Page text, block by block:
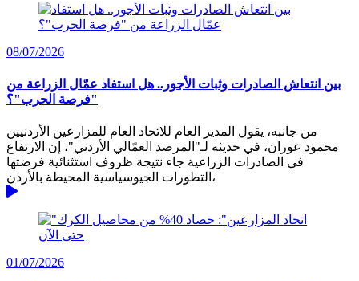
08/07/2026
بين انتعاش الصادرات وثبات الأجور.. هل استفاد عمّال الزراعة من
"فرصة الحرب"؟
من جانبه، يقول المدير العام للاتحاد العام للمزارعين الأردنيين
محمود عوران، في حديثه لـ"المرصد العمّالي الأردني"، إن الارتفاع
في الصادرات الزراعية جاء نتيجة ظروف استثنائية فرضتها
التطورات الجيوسياسية المحيطة بالأردن،
01/07/2026